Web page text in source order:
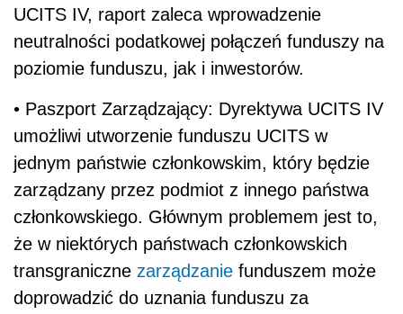
UCITS IV, raport zaleca wprowadzenie
neutralności podatkowej połączeń funduszy na
poziomie funduszu, jak i inwestorów.
• Paszport Zarządzający: Dyrektywa UCITS IV
umożliwi utworzenie funduszu UCITS w
jednym państwie członkowskim, który będzie
zarządzany przez podmiot z innego państwa
członkowskiego. Głównym problemem jest to,
że w niektórych państwach członkowskich
transgraniczne zarządzanie funduszem może
doprowadzić do uznania funduszu za